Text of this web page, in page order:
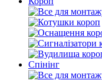
Спінінг